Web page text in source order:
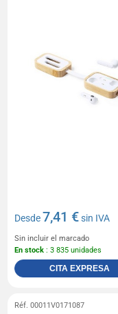
Desde 7,41 €sin IVA
Sin incluir el marcado
En stock : 3 835 unidades
CITA EXPRESA
Réf. 00011V0171087